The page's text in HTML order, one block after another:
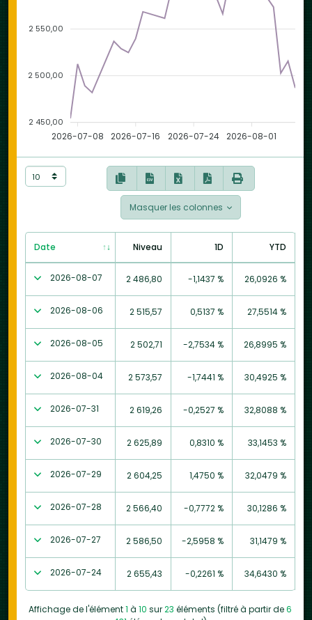
2 550,00
2 500,00
2 450,00
2026-07-08 2026-07-16 2026-07-24 2026-08-01
Masquer les colonnes
Date Niveau 1D YTD
2026-08-07 2 486,80 -1,1437 % 26,0926 %
2026-08-06 2 515,57 0,5137 % 27,5514 %
2026-08-05 2 502,71 -2,7534 % 26,8995 %
2026-08-04 2 573,57 -1,7441 % 30,4925 %
2026-07-31 2 619,26 -0,2527 % 32,8088 %
2026-07-30 2 625,89 0,8310 % 33,1453 %
2026-07-29 2 604,25 1,4750 % 32,0479 %
2026-07-28 2 566,40 -0,7772 % 30,1286 %
2026-07-27 2 586,50 -2,5958 % 31,1479 %
2026-07-24 2 655,43 -0,2261 % 34,6430 %
Affichage de l'élément1 à 10 sur23 éléments (filtré à partir de6